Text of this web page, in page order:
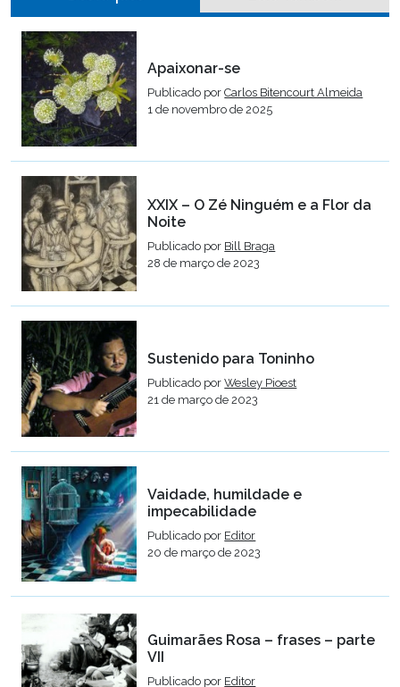
Apaixonar-se
Publicado porCarlos Bitencourt Almeida
1 de novembro de 2025
XXIX – O Zé Ninguém e a Flor da
Noite
Publicado por Bill Braga
28 de março de 2023
Sustenido para Toninho
Publicado porWesley Pioest
21 de março de 2023
Vaidade, humildade e
impecabilidade
Publicado por Editor
20 de março de 2023
Guimarães Rosa – frases – parte
VII
Publicado por Editor